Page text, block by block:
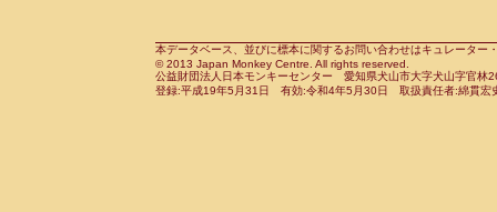
CercopithecidaePapio anubis(0)
CercopithecidaePapio cynocephalus
CercopithecidaePapio hamadryas(0)
CebidaeSaguinus leucopus(0)
CebidaeSaguinus midas(0)
Cebidae Saguinus mystax(0)
本データベース、並びに標本に関するお問い合わせはキュレータ
© 2013 Japan Monkey Centre. All rights reserved.
公益財団法人日本モンキーセンター 愛知県犬山市大字犬山字官
登録:平成19年5月31日 有効:令和4年5月30日 取扱責任者:綿貫宏